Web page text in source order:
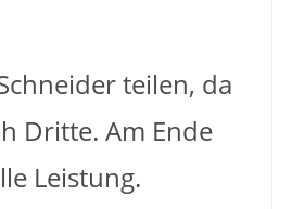
teilen, da
Dritte. Am Ende
Leistung.